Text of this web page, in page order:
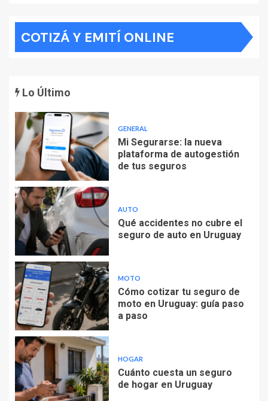
COTIZÁ Y EMITÍ ONLINE
Lo Último
GENERAL
Mi Segurarse: la nueva
plataforma de autogestión
de tus seguros
AUTO
Qué accidentes no cubre el
seguro de auto en Uruguay
MOTO
Cómo cotizar tu seguro de
moto en Uruguay: guía paso
a paso
HOGAR
Cuánto cuesta un seguro
de hogar en Uruguay